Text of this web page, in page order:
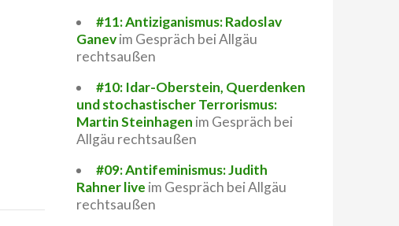
#11: Antiziganismus: Radoslav
Ganevim Gespräch bei Allgäu
rechtsaußen
#10: Idar-Oberstein, Querdenken
und stochastischer Terrorismus:
Martin Steinhagen im Gespräch bei
Allgäu rechtsaußen
#09: Antifeminismus: Judith
Rahner live im Gespräch bei Allgäu
rechtsaußen